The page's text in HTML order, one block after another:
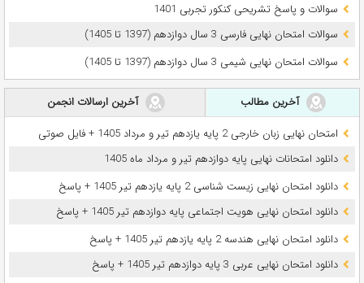
سوالات و پاسخ تشریحی کنکور تجربی 1401
سوالات امتحان نهایی فارسی 3 سال دوازدهم (1397 تا 1405)
سوالات امتحان نهایی شیمی 3 سال دوازدهم (1397 تا 1405)
آخرین مطالب
آخرین ارسالات انجمن
امتحان نهایی زبان خارجی 2 پایه یازدهم تیر و مرداد 1405 + فایل صوتی
دانلود امتحانات نهایی پایه دوازدهم تیر و مرداد ماه 1405
دانلود امتحان نهایی زیست شناسی 2 پایه یازدهم تیر 1405 + پاسخ
دانلود امتحان نهایی هویت اجتماعی پایه دوازدهم تیر 1405 + پاسخ
دانلود امتحان نهایی هندسه 2 پایه یازدهم تیر 1405 + پاسخ
دانلود امتحان نهایی عربی 3 پایه دوازدهم تیر 1405 + پاسخ